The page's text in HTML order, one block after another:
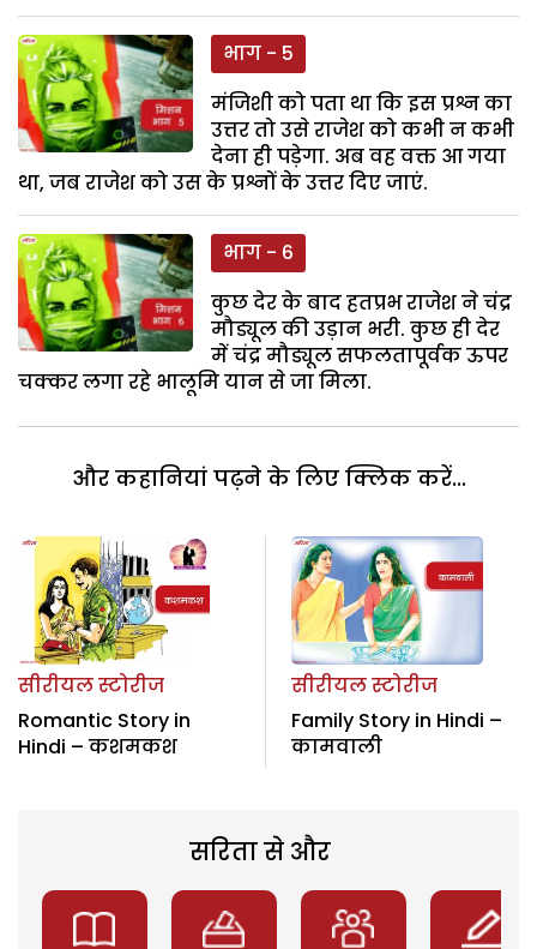
भाग - 5
मंजिशी को पता था कि इस प्रश्न का
उत्तर तो उसे राजेश को कभी न कभी
देना ही पड़ेगा. अब वह वक्त आ गया
था, जब राजेश को उस के प्रश्नों के उत्तर दिए जाएं.
भाग - 6
कुछ देर के बाद हतप्रभ राजेश ने चंद्र
मौड्यूल की उड़ान भरी. कुछ ही देर
में चंद्र मौड्यूल सफलतापूर्वक ऊपर
चक्कर लगा रहे भालूमि यान से जा मिला.
और कहानियां पढ़ने के लिए क्लिक करें...
सीरीयल स्टोरीज
Romantic Story in
Hindi – कशमकश
सीरीयल स्टोरीज
Family Story in Hindi –
कामवाली
सरिता से और